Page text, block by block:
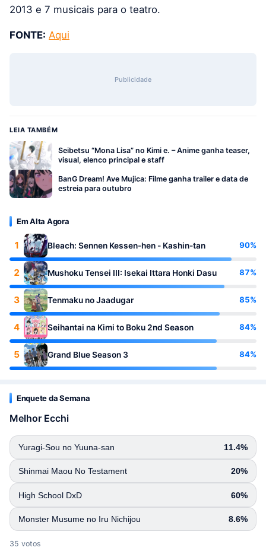
2013 e 7 musicais para o teatro.
FONTE: Aqui
Publicidade
LEIA TAMBÉM
Seibetsu “Mona Lisa” no Kimi e. – Anime ganha teaser,
visual, elenco principal e staff
BanG Dream! Ave Mujica: Filme ganha trailer e data de
estreia para outubro
Em Alta Agora
1 Bleach: Sennen Kessen-hen - Kashin-tan 90%
2 Mushoku Tensei III: Isekai Ittara Honki Dasu 87%
3 Tenmaku no Jaadugar 85%
4 Seihantai na Kimi to Boku 2nd Season 84%
5 Grand Blue Season 3 84%
Enquete da Semana
Melhor Ecchi
Yuragi-Sou no Yuuna-san 11.4%
Shinmai Maou No Testament 20%
High School DxD 60%
Monster Musume no Iru Nichijou 8.6%
35 votos